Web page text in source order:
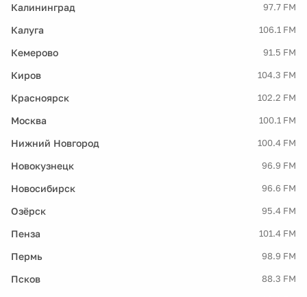
Калининград 97.7 FM
Калуга 106.1 FM
Кемерово 91.5 FM
Киров 104.3 FM
Красноярск 102.2 FM
Москва 100.1 FM
Нижний Новгород 100.4 FM
Новокузнецк 96.9 FM
Новосибирск 96.6 FM
Озёрск 95.4 FM
Пенза 101.4 FM
Пермь 98.9 FM
Псков 88.3 FM